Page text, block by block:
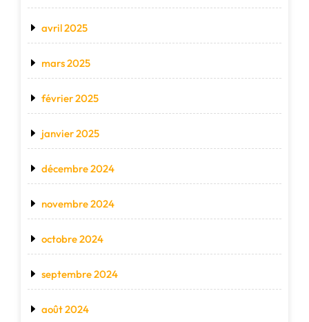
avril 2025
mars 2025
février 2025
janvier 2025
décembre 2024
novembre 2024
octobre 2024
septembre 2024
août 2024